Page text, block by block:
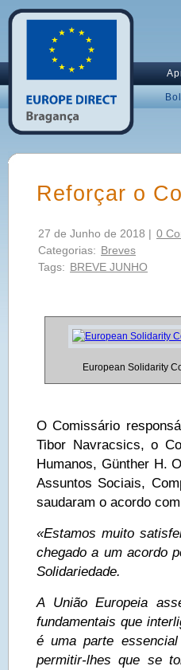
Reforçar o
27 de Junho de 2018 | 0
Categorias: Breves
Tags: BREVE JUNHO
European Solidarity
O Comissário
Tibor Navracsics, o
Humanos, Günther H.
Assuntos Sociais,
saudaram o acordo
«Estamos muito
chegado a um acordo
Solidariedade.
A União Europeia
fundamentais que
é uma parte
permitir-lhes que se